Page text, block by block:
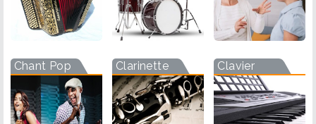
Chant Pop Clarinette Clavier